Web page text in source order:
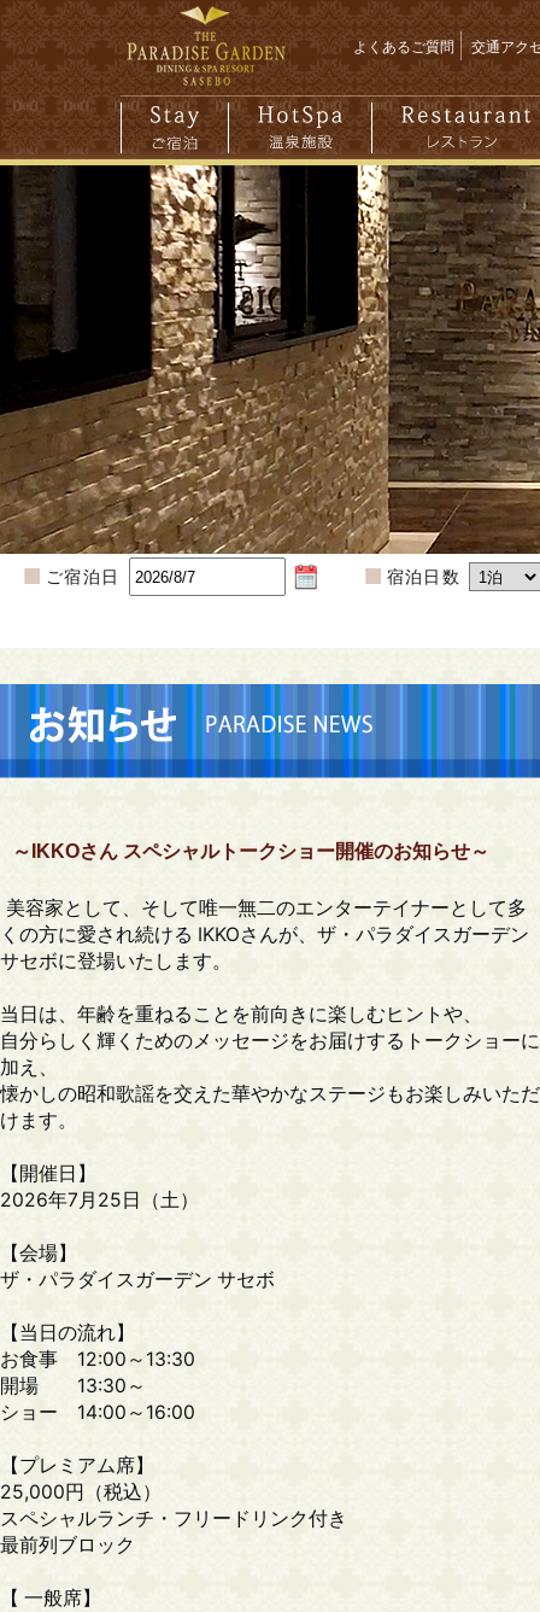
よくあるご質問 交通アク
ご宿泊日 宿泊日数
～IKKOさん スペシャルトークショー開催のお知らせ～
美容家として、そして唯一無二のエンターテイナーとして多
くの方に愛され続ける IKKOさんが、ザ・パラダイスガーデン
サセボに登場いたします。
当日は、年齢を重ねることを前向きに楽しむヒントや、
自分らしく輝くためのメッセージをお届けするトークショーに
加え、
懐かしの昭和歌謡を交えた華やかなステージもお楽しみいただ
けます。
【開催日】
2026年7月25日（土）
【会場】
ザ・パラダイスガーデン サセボ
【当日の流れ】
お食事 12:00～13:30
開場 13:30～
ショー 14:00～16:00
【プレミアム席】
25,000円（税込）
スペシャルランチ・フリードリンク付き
最前列ブロック
【 一般席】